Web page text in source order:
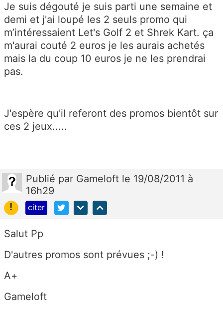
Je suis dégouté je suis parti une semaine et
demi et j'ai loupé les 2 seuls promo qui
m’intéressaient Let's Golf 2 et Shrek Kart. ça
m'aurai couté 2 euros je les aurais achetés
mais la du coup 10 euros je ne les prendrai
pas.
J'espère qu'il referont des promos bientôt sur
ces 2 jeux.....
Publié par Gameloft le 19/08/2011 à
16h29
!
citer
Salut Pp
D'autres promos sont prévues ;-) !
A+
Gameloft